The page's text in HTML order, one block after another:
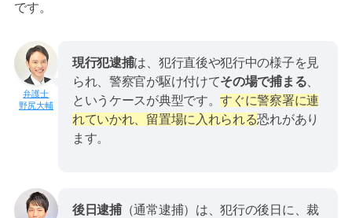
です。
野尻大輔
現行犯逮捕は、犯行直後や犯行中の様子を見
られ、警察官が駆け付けてその場で捕まる
というケースが典型です。すぐに警察署に連
れていかれ、留置場に入れられる恐れがあり
ます。
後日逮捕（通常逮捕）は、犯行の後日に、裁